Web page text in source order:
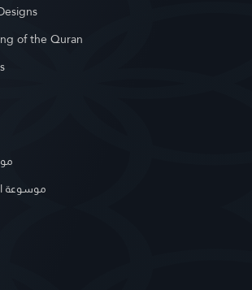
of the Quran
موسوعة